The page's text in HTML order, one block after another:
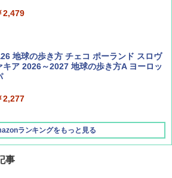
（エアライン）2026年9月号【特
】ボーイング110周年を祝して！
2,479
地球の歩き方 チェコ ポーランド スロヴ
キア 2026～2027 地球の歩き方A ヨーロッ
2,277
ランキングをもっと見る
事